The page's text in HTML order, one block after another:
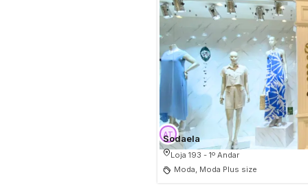
Sodaela
Loja 193 - 1º Andar
Moda, Moda Plus size